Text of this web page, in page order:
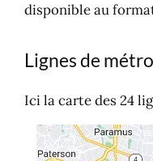
disponible au
Lignes de métro
Ici la carte des 24